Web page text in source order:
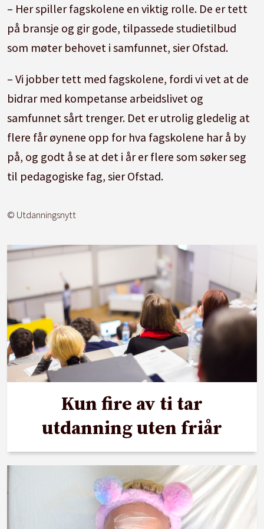
– Her spiller fagskolene en viktig rolle. De er tett
på bransje og gir gode, tilpassede studietilbud
som møter behovet i samfunnet, sier Ofstad.
– Vi jobber tett med fagskolene, fordi vi vet at de
bidrar med kompetanse arbeidslivet og
samfunnet sårt trenger. Det er utrolig gledelig at
flere får øynene opp for hva fagskolene har å by
på, og godt å se at det i år er flere som søker seg
til pedagogiske fag, sier Ofstad.
© Utdanningsnytt
Kun fire av ti tar
utdanning uten friår